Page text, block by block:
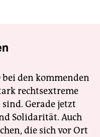
den kommenden
rechtsextreme
Gerade jetzt
Solidarität. Auch
die sich vor Ort